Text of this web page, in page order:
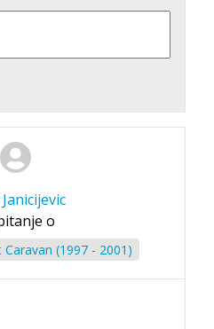
o
(1997 - 2001)